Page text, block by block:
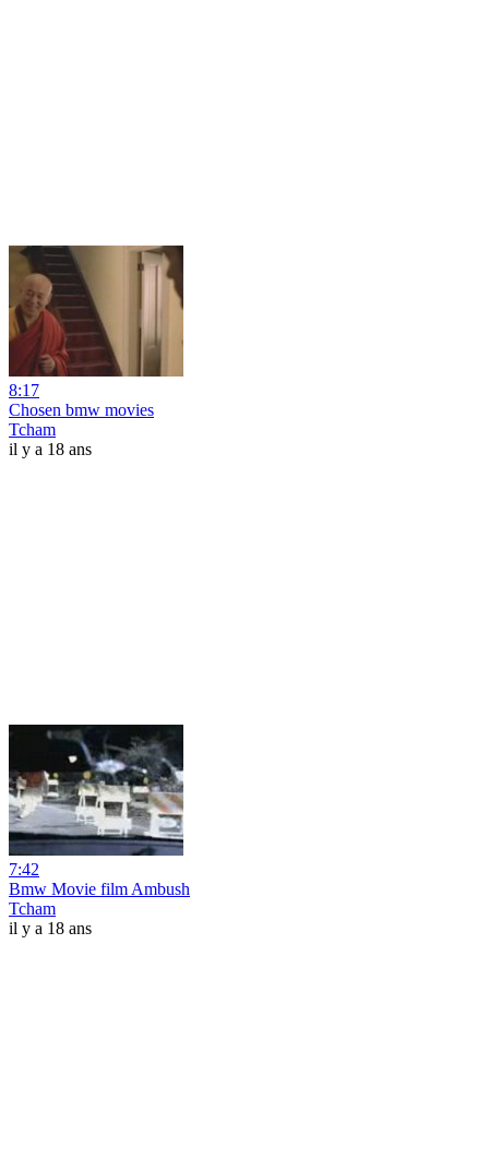
8:17
Chosen bmw movies
Tcham
il y a 18 ans
7:42
Bmw Movie film Ambush
Tcham
il y a 18 ans